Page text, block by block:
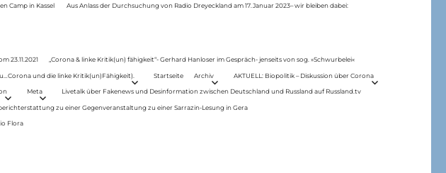
Camp in Kassel Aus Anlass der Durchsuchung von Radio Dreyeckland am 17.Januar 2023– wir bleiben dabei:
23.11.2021 „Corona & linke Kritik(un) fähigkeit“- Gerhard Hanloser im Gespräch- jenseits von sog. »Schwurbelei«
und die linke Kritik(un)Fähigkeit). Startseite Archiv AKTUELL: Biopolitik – Diskussion über Corona
Meta Livetalk über Fakenews und Desinformation zwischen Deutschland und Russland auf Russland.tv
zu einer Gegenveranstaltung zu einer Sarrazin-Lesung in Gera
Flora